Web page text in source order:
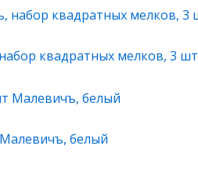
квадратных мелков, 3 шт
белый